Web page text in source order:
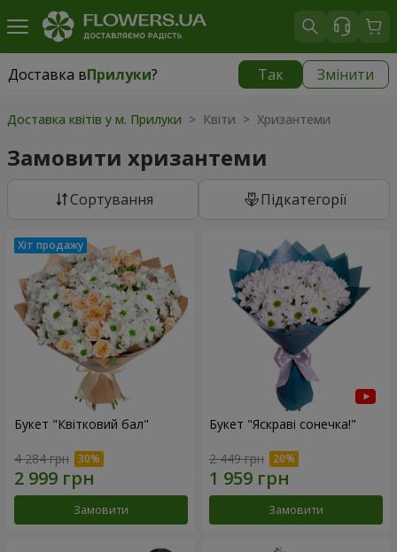
Доставка вПрилуки? Так Змінити
Доставка вПрилуки|
Доставка квітів у м. Прилуки > Квіти > Хризантеми
Замовити хризантеми
Сортування Підкатегорії
Букет "Квітковий бал"
4 284 грн
Замовити
Букет "Яскраві сонечка!"
2 449 грн
Замовити